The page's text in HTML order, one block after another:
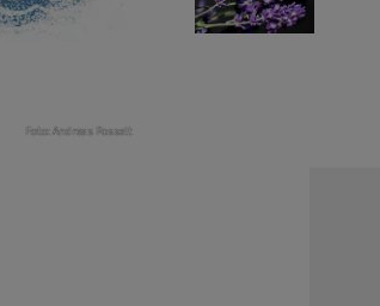
Foto: Andreas Posselt